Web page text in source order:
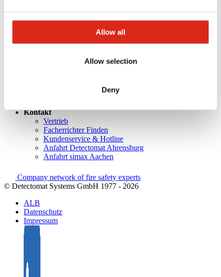
Allow all
Allow selection
Deny
Produktkataloge
Projektentwicklung und Planungsunterstützung
Kundenzufriedenheit
Kontakt
Vertrieb
Facherrichter Finden
Kundenservice & Hotline
Anfahrt Detectomat Ahrensburg
Anfahrt simax Aachen
Company network of fire safety experts
© Detectomat Systems GmbH 1977 - 2026
ALB
Datenschutz
Impressum